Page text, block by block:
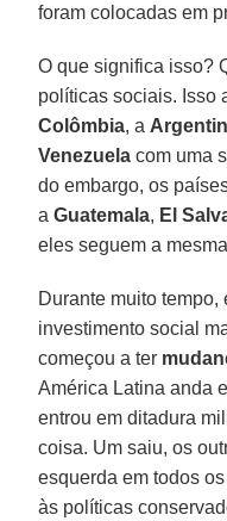
foram colocadas em
O que significa isso?
políticas sociais. Isso
Colômbia, a
Venezuela com uma
do embargo, os
aGuatemala, El
eles seguem a
Durante muito
investimento social
começou a ter
América Latina anda
entrou em ditadura
coisa. Um saiu, os
esquerda em todos
às políticas